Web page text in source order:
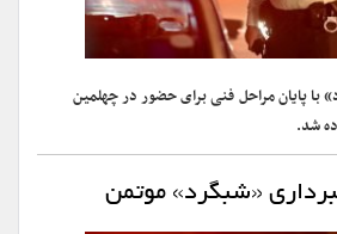
با پایان مراحل فنی برای حضور در چهلمین
شد.
«شبگرد» موتمن